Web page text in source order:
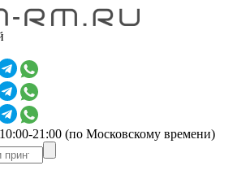
21:00 (по Московскому времени)